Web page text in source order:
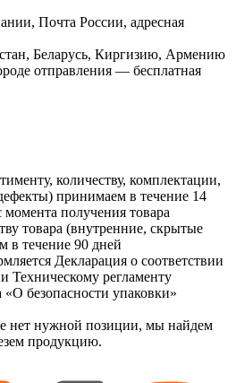
Почта России, адресная
Беларусь, Киргизию, Армению
отправления — бесплатная
количеству, комплектации,
принимаем в течение 14
получения товара
товара (внутренние, скрытые
в течение 90 дней
Декларация о соответствии
Техническому регламенту
безопасности упаковки»
нет нужной позиции, мы найдем
продукцию.